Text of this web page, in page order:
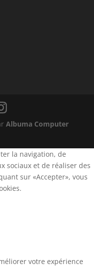
Albuma Computer
la navigation, de
sociaux et de réaliser des
sur «Accepter», vous
votre expérience